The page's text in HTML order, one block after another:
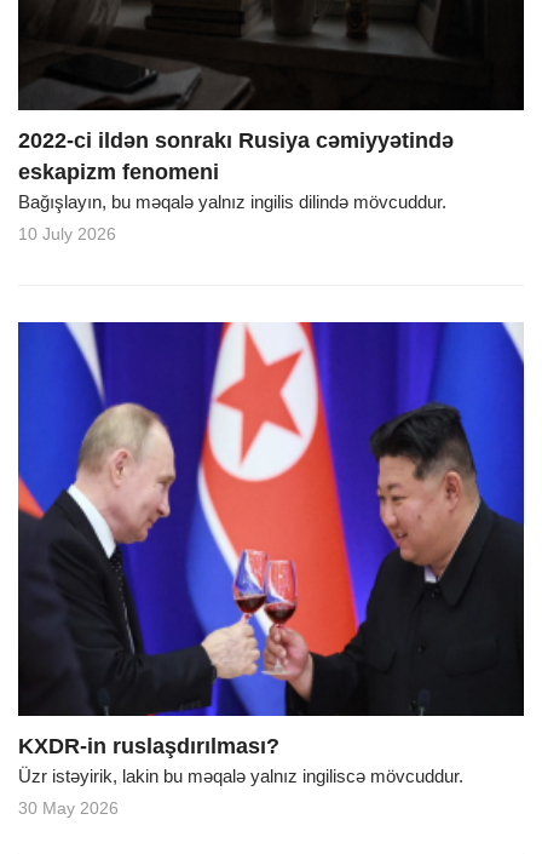
2022-ci ildən sonrakı Rusiya cəmiyyətində
eskapizm fenomeni
Bağışlayın, bu məqalə yalnız ingilis dilində mövcuddur.
10 July 2026
KXDR-in ruslaşdırılması?
Üzr istəyirik, lakin bu məqalə yalnız ingiliscə mövcuddur.
30 May 2026